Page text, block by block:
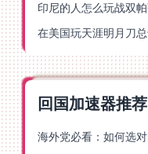
回国加速器推荐